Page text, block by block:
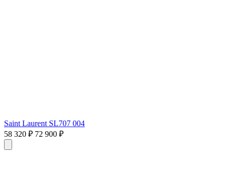
Saint Laurent SL707 004
58 320 ₽ 72 900 ₽